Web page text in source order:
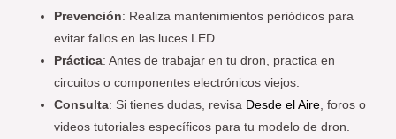
Prevención: Realiza mantenimientos periódicos para
evitar fallos en las luces LED.
Práctica: Antes de trabajar en tu dron, practica en
circuitos o componentes electrónicos viejos.
Consulta: Si tienes dudas, revisa Desde el Aire , foros o
videos tutoriales específicos para tu modelo de dron.